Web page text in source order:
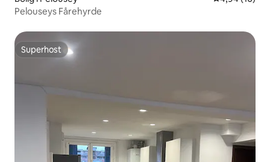
Pelouseys Fårehyrde
Superhost
Superhost